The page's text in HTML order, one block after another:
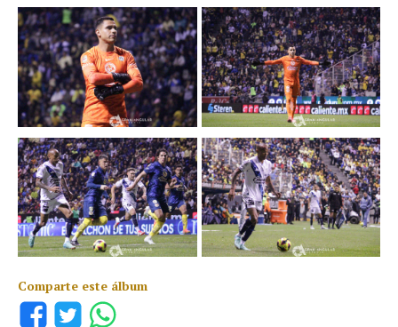
Comparte este álbum